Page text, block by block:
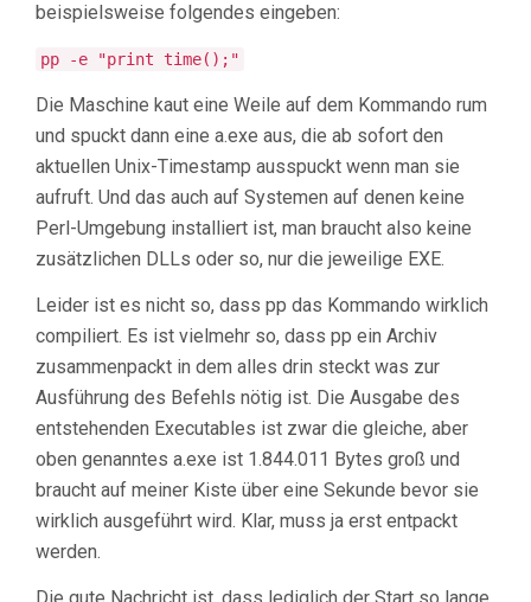
beispielsweise folgendes eingeben:
pp -e "print time();"
Die Maschine kaut eine Weile auf dem Kommando rum
und spuckt dann eine a.exe aus, die ab sofort den
aktuellen Unix-Timestamp ausspuckt wenn man sie
aufruft. Und das auch auf Systemen auf denen keine
Perl-Umgebung installiert ist, man braucht also keine
zusätzlichen DLLs oder so, nur die jeweilige EXE.
Leider ist es nicht so, dass pp das Kommando wirklich
compiliert. Es ist vielmehr so, dass pp ein Archiv
zusammenpackt in dem alles drin steckt was zur
Ausführung des Befehls nötig ist. Die Ausgabe des
entstehenden Executables ist zwar die gleiche, aber
oben genanntes a.exe ist 1.844.011 Bytes groß und
braucht auf meiner Kiste über eine Sekunde bevor sie
wirklich ausgeführt wird. Klar, muss ja erst entpackt
werden.